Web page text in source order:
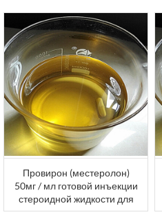
Провирон (местеролон)
50мг / мл готовой инъекции
стероидной жидкости для
продажи